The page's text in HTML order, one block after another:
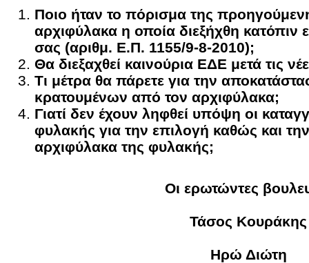
Ποιο ήταν το πόρισμα της
αρχιφύλακα η οποία διεξήχθη κατόπιν
σας (αριθμ. Ε.Π. 1155/9-8-2010);
Θα διεξαχθεί καινούρια ΕΔΕ μετά τις
Τι μέτρα θα πάρετε για την
κρατουμένων από τον αρχιφύλακα;
Γιατί δεν έχουν ληφθεί υπόψη οι
φυλακής για την επιλογή καθώς και
αρχιφύλακα της φυλακής;
Οι ερωτώντες
Τάσος Κουράκης
Ηρώ Διώτη